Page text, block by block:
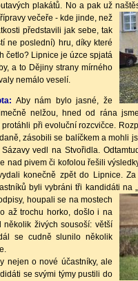
plakátů. No a pak už
večeře - kde jinde, než
představili jak sebe, tak
ne poslední) hru, díky které
četlo? Lipnice je úzce spjatá
a to Dějiny strany mírného
nemálo veselí.
Aby nám bylo jasné, že
nelžou, hned od rána
při evoluční rozcvičce.
zásobili se balíčkem a mohli
vedl na Stvořidla.
nad pivem či kofolou řešili
konečně zpět do Lipnice.
byli vybráni tři kandidáti na
houpali se na mostech
až trochu horko, došlo i na
živých sousoší: větší
se cudně slunilo několik
o nové účastníky, ale
se svými týmy pustili do